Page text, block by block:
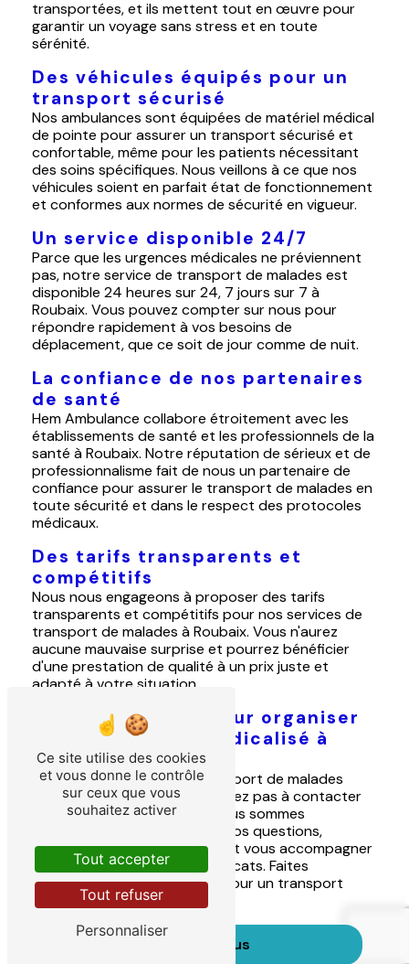
transportées, et ils mettent tout en œuvre pour
garantir un voyage sans stress et en toute
sérénité.
Des véhicules équipés pour un
transport sécurisé
Nos ambulances sont équipées de matériel médical
de pointe pour assurer un transport sécurisé et
confortable, même pour les patients nécessitant
des soins spécifiques. Nous veillons à ce que nos
véhicules soient en parfait état de fonctionnement
et conformes aux normes de sécurité en vigueur.
Un service disponible 24/7
Parce que les urgences médicales ne préviennent
pas, notre service de transport de malades est
disponible 24 heures sur 24, 7 jours sur 7 à
Roubaix. Vous pouvez compter sur nous pour
répondre rapidement à vos besoins de
déplacement, que ce soit de jour comme de nuit.
La confiance de nos partenaires
de santé
Hem Ambulance collabore étroitement avec les
établissements de santé et les professionnels de la
santé à Roubaix. Notre réputation de sérieux et de
professionnalisme fait de nous un partenaire de
confiance pour assurer le transport de malades en
toute sécurité et dans le respect des protocoles
médicaux.
Des tarifs transparents et
compétitifs
Nous nous engageons à proposer des tarifs
transparents et compétitifs pour nos services de
transport de malades à Roubaix. Vous n'aurez
aucune mauvaise surprise et pourrez bénéficier
d'une prestation de qualité à un prix juste et
adapté à votre situation.
Contactez-nous pour organiser
votre transport médicalisé à
Roubaix
Si vous avez besoin d'un transport de malades
dans la ville de Roubaix, n'hésitez pas à contacter
l'équipe d'Hem Ambulance. Nous sommes
disponibles pour répondre à vos questions,
organiser vos déplacements et vous accompagner
dans les moments les plus délicats. Faites
confiance à notre expertise pour un transport
médicalisé en toute sérénité.
En savoir plus
Ce site utilise des cookies
et vous donne le contrôle
sur ceux que vous
souhaitez activer
Tout accepter
Tout refuser
Personnaliser